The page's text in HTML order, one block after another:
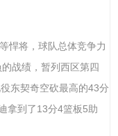
悍将，球队总体竞争力
战绩，暂列西区第四
东契奇空砍最高的43分
拿到了13分4篮板5助